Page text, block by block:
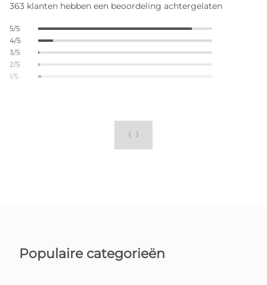
363 klanten hebben een beoordeling achtergelaten
5/5
4/5
3/5
2/5
1/5
Populaire categorieën